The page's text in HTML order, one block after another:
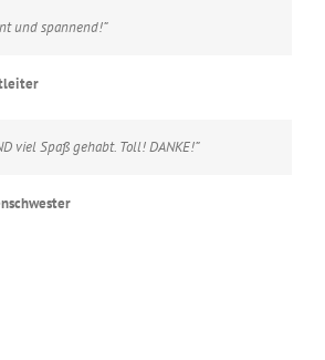
und spannend!”
viel Spaß gehabt. Toll! DANKE!”